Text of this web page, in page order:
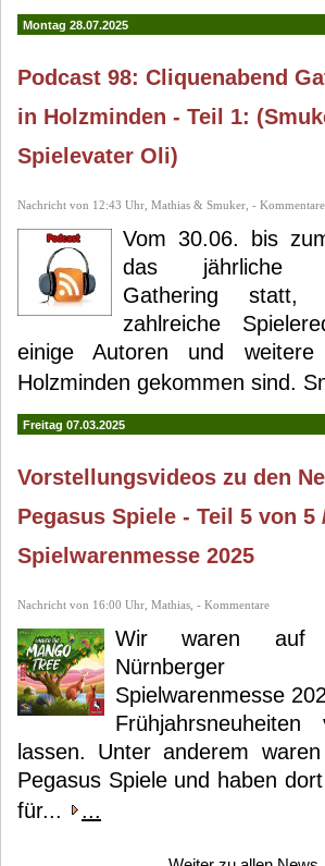
Montag 28.07.2025
Podcast 98: Cliquenabend
in Holzminden - Teil 1:
Spielevater Oli)
Nachricht von 12:43 Uhr, Mathias & Smuker, - Kommentare
Vom 30.06. bis
das jährliche
Gathering statt,
zahlreiche
einige Autoren und
Holzminden gekommen sind.
Freitag 07.03.2025
Vorstellungsvideos zu den
Pegasus Spiele - Teil 5 von 5
Spielwarenmesse 2025
Nachricht von 16:00 Uhr, Mathias, - Kommentare
Wir waren auf
Nürnberger
Spielwarenmesse
lassen. Unter anderem
Pegasus Spiele und haben
für...
...